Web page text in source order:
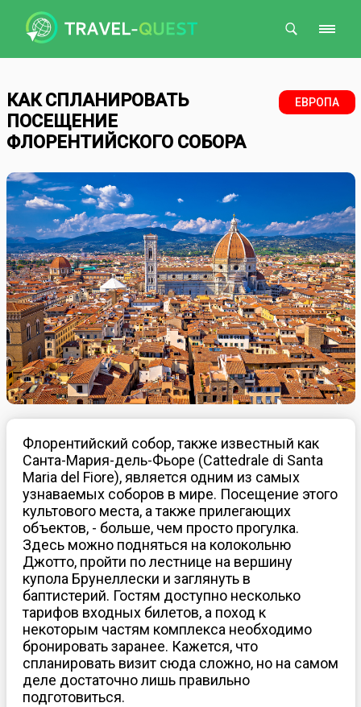
Поиск
КАК СПЛАНИРОВАТЬ
ПОСЕЩЕНИЕ
ФЛОРЕНТИЙСКОГО СОБОРА
ЕВРОПА
Флорентийский собор, также известный как
Санта-Мария-дель-Фьоре (Cattedrale di Santa
Maria del Fiore), является одним из самых
узнаваемых соборов в мире. Посещение этого
культового места, а также прилегающих
объектов, - больше, чем просто прогулка.
Здесь можно подняться на колокольню
Джотто, пройти по лестнице на вершину
купола Брунеллески и заглянуть в
баптистерий. Гостям доступно несколько
тарифов входных билетов, а поход к
некоторым частям комплекса необходимо
бронировать заранее. Кажется, что
спланировать визит сюда сложно, но на самом
деле достаточно лишь правильно
подготовиться.